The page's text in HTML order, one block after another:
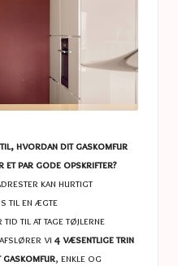
hvordan dit gaskomfur
et par gode opskrifter?
kan hurtigt
til en ægte
tid til at tage tøjlerne
afslører vi 4 væsentlige trin
, enkle og